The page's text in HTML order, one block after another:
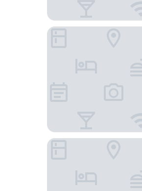
諾特 東京新宿
新宿華盛頓主飯店